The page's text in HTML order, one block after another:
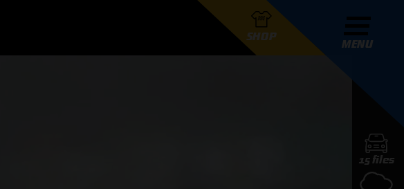
SHOP
MENU
15 files